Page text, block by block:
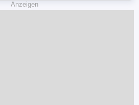
Anzeigen